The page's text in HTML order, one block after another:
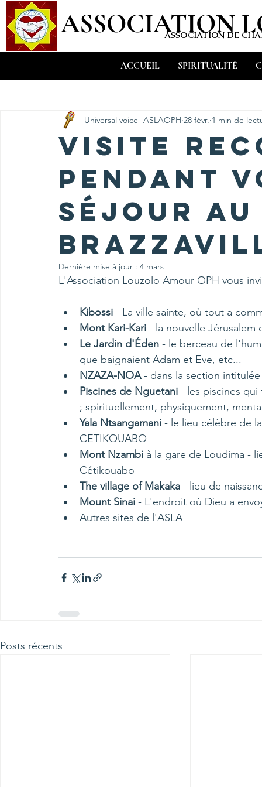
ASSOCIATION
ASSOCIATION DE
Visite
pendant
séjour au
Universal voice- ASLAOPH 28 févr. 1 min de
Dernière mise à jour : 4 mars
L'Association Louzolo Amour OPH vous
Kibossi - La ville sainte, où tout a
Mont Kari-Kari - la nouvelle Jérusalem
Le Jardin d'Éden - le berceau de
que baignaient Adam et Eve, etc...
NZAZA-NOA - dans la section
Piscines de Nguetani - les piscines
; spirituellement, physiquement,
Yala Ntsangamani - le lieu célèbre de
CETIKOUABO
Mont Nzambi à la gare de Loudima -
Cétikouabo
The village of Makaka - lieu de
Mount Sinai - L'endroit où Dieu a
Autres sites de l'ASLA
Posts récents
ACCUEIL SPIRITUALITÉ